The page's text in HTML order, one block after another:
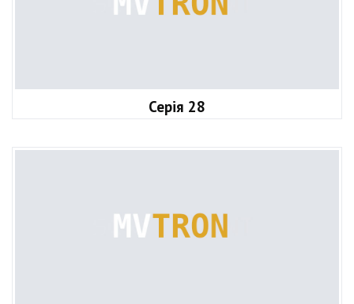
Серія 28